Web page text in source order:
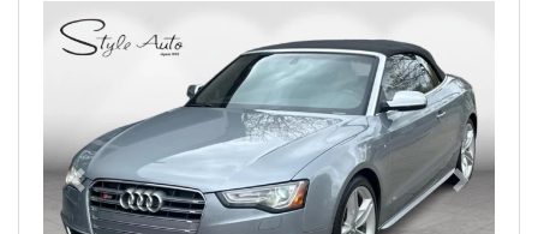
Previous Next